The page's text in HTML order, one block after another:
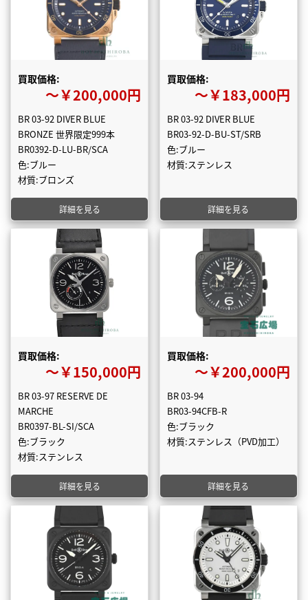
買取価格:
〜￥200,000円
BR 03-92 DIVER BLUE
BRONZE 世界限定999本
BR0392-D-LU-BR/SCA
色:ブルー
材質:ブロンズ
詳細を見る
買取価格:
〜￥183,000円
BR 03-92 DIVER BLUE
BR03-92-D-BU-ST/SRB
色:ブルー
材質:ステンレス
詳細を見る
買取価格:
〜￥150,000円
BR 03-97 RESERVE DE
MARCHE
BR0397-BL-SI/SCA
色:ブラック
材質:ステンレス
詳細を見る
買取価格:
〜￥200,000円
BR 03-94
BR03-94CFB-R
色:ブラック
材質:ステンレス（PVD加工）
詳細を見る